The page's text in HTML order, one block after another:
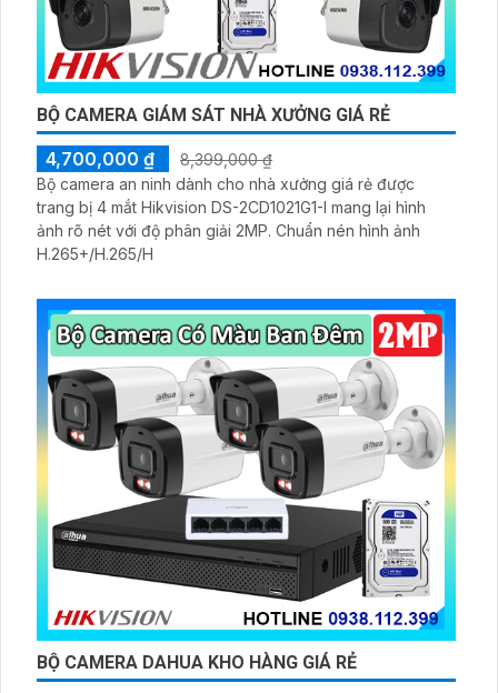
BỘ CAMERA GIÁM SÁT NHÀ XƯỞNG GIÁ RẺ
4,700,000 ₫
8,399,000 ₫
Bộ camera an ninh dành cho nhà xưởng giá rẻ được
trang bị 4 mắt Hikvision DS-2CD1021G1-I mang lại hình
ảnh rõ nét với độ phân giải 2MP. Chuẩn nén hình ảnh
H.265+/H.265/H
BỘ CAMERA DAHUA KHO HÀNG GIÁ RẺ